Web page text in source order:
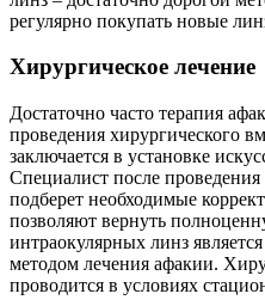
регулярно покупать новые
Хирургическое лечение
Достаточно часто терапия
проведения хирургического
заключается в установке
Специалист после
подберет необходимые
позволяют вернуть
интраокулярных линз
методом лечения афакии.
проводится в условиях